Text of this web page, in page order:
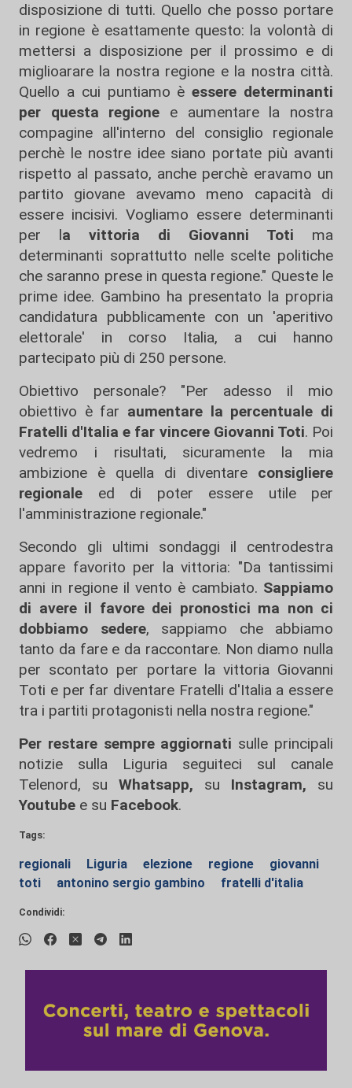
disposizione di tutti. Quello che posso portare
in regione è esattamente questo: la volontà di
mettersi a disposizione per il prossimo e di
miglioarare la nostra regione e la nostra città.
Quello a cui puntiamo èessere determinanti
per questa regione e aumentare la nostra
compagine all'interno del consiglio regionale
perchè le nostre idee siano portate più avanti
rispetto al passato, anche perchè eravamo un
partito giovane avevamo meno capacità di
essere incisivi. Vogliamo essere determinanti
per la vittoria di Giovanni Toti ma
determinanti soprattutto nelle scelte politiche
che saranno prese in questa regione." Queste le
prime idee. Gambino ha presentato la propria
candidatura pubblicamente con un 'aperitivo
elettorale' in corso Italia, a cui hanno
partecipato più di 250 persone.
Obiettivo personale? "Per adesso il mio
obiettivo è far aumentare la percentuale di
Fratelli d'Italia e far vincere Giovanni Toti. Poi
vedremo i risultati, sicuramente la mia
ambizione è quella di diventare consigliere
regionale ed di poter essere utile per
l'amministrazione regionale."
Secondo gli ultimi sondaggi il centrodestra
appare favorito per la vittoria: "Da tantissimi
anni in regione il vento è cambiato. Sappiamo
di avere il favore dei pronostici ma non ci
dobbiamo sedere, sappiamo che abbiamo
tanto da fare e da raccontare. Non diamo nulla
per scontato per portare la vittoria Giovanni
Toti e per far diventare Fratelli d'Italia a essere
tra i partiti protagonisti nella nostra regione."
Per restare sempre aggiornati sulle principali
notizie sulla Liguria seguiteci sul canale
Telenord, su
Whatsapp, su Instagram, su
Youtube e su Facebook.
Tags:
regionali Liguria elezione regione
giovanni
toti
antonino sergio gambino fratelli d'italia
Condividi: